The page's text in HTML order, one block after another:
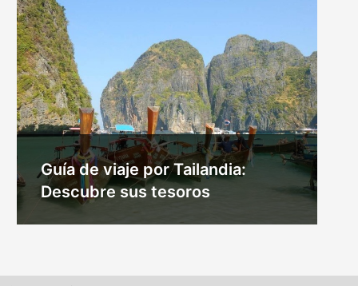
Guía de viaje por Tailandia:
Descubre sus tesoros